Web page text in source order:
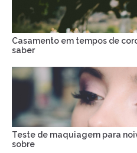
Casamento em tempos de
saber
Teste de maquiagem para
sobre